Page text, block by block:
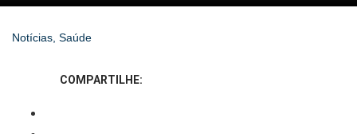
Notícias, Saúde
COMPARTILHE: